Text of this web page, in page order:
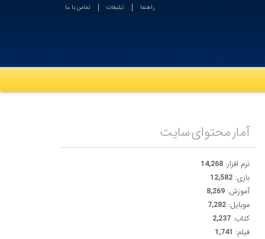
راهنما تبلیغات تماس با ما
آمار محتوای سایت
نرم افزار: 14,268
بازی: 12,582
آموزش: 8,269
موبایل: 7,282
کتاب: 2,237
فیلم: 1,741